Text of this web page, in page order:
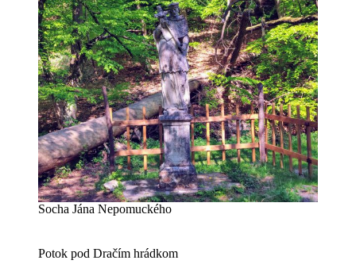
Socha Jána Nepomuckého
Potok pod Dračím hrádkom